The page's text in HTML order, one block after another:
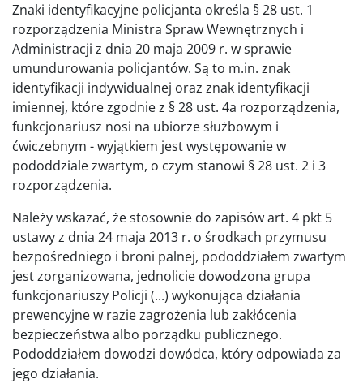
Znaki identyfikacyjne policjanta określa § 28 ust. 1
rozporządzenia Ministra Spraw Wewnętrznych i
Administracji z dnia 20 maja 2009 r. w sprawie
umundurowania policjantów. Są to m.in. znak
identyfikacji indywidualnej oraz znak identyfikacji
imiennej, które zgodnie z § 28 ust. 4a rozporządzenia,
funkcjonariusz nosi na ubiorze służbowym i
ćwiczebnym - wyjątkiem jest występowanie w
pododdziale zwartym, o czym stanowi § 28 ust. 2 i 3
rozporządzenia.
Należy wskazać, że stosownie do zapisów art. 4 pkt 5
ustawy z dnia 24 maja 2013 r. o środkach przymusu
bezpośredniego i broni palnej, pododdziałem zwartym
jest zorganizowana, jednolicie dowodzona grupa
funkcjonariuszy Policji (...) wykonująca działania
prewencyjne w razie zagrożenia lub zakłócenia
bezpieczeństwa albo porządku publicznego.
Pododdziałem dowodzi dowódca, który odpowiada za
jego działania.